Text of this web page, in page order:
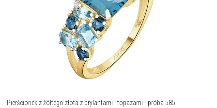
Pierścionek z żółtego złota z brylantami i topazami - próba 585